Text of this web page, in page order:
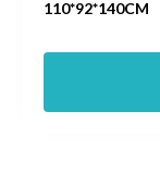
110*92*140CM